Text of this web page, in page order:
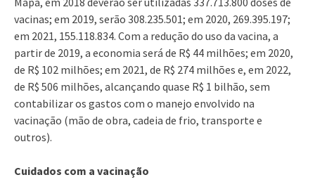
vacinas; em 2019, serão 308.235.501; em 2020, 269.395.197;
em 2021, 155.118.834. Com a redução do uso da vacina, a
partir de 2019, a economia será de R$ 44 milhões; em 2020,
de R$ 102 milhões; em 2021, de R$ 274 milhões e, em 2022,
de R$ 506 milhões, alcançando quase R$ 1 bilhão, sem
contabilizar os gastos com o manejo envolvido na
vacinação (mão de obra, cadeia de frio, transporte e
outros).
Cuidados com a vacinação